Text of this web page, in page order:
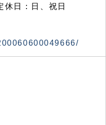
日：日、祝日